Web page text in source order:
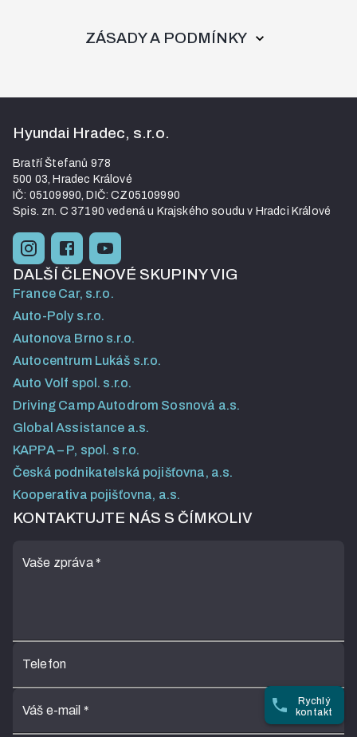
ZÁSADY A PODMÍNKY
Kontakt a sociální sítě
Hyundai Hradec, s.r.o.
Bratří Štefanů 978
500 03, Hradec Králové
IČ: 05109990, DIČ: CZ05109990
Spis. zn. C 37190 vedená u Krajského soudu v Hradci Králové
DALŠÍ ČLENOVÉ SKUPINY VIG
France Car, s.r.o.
Auto-Poly s.r.o.
Autonova Brno s.r.o.
Autocentrum Lukáš s.r.o.
Auto Volf spol. s.r.o.
Driving Camp Autodrom Sosnová a.s.
Global Assistance a.s.
KAPPA – P, spol. s r.o.
Česká podnikatelská pojišťovna, a.s.
Kooperativa pojišťovna, a.s.
KONTAKTUJTE NÁS S ČÍMKOLIV
Vaše zpráva *
Telefon
Váš e-mail *
Rychlý
kontakt